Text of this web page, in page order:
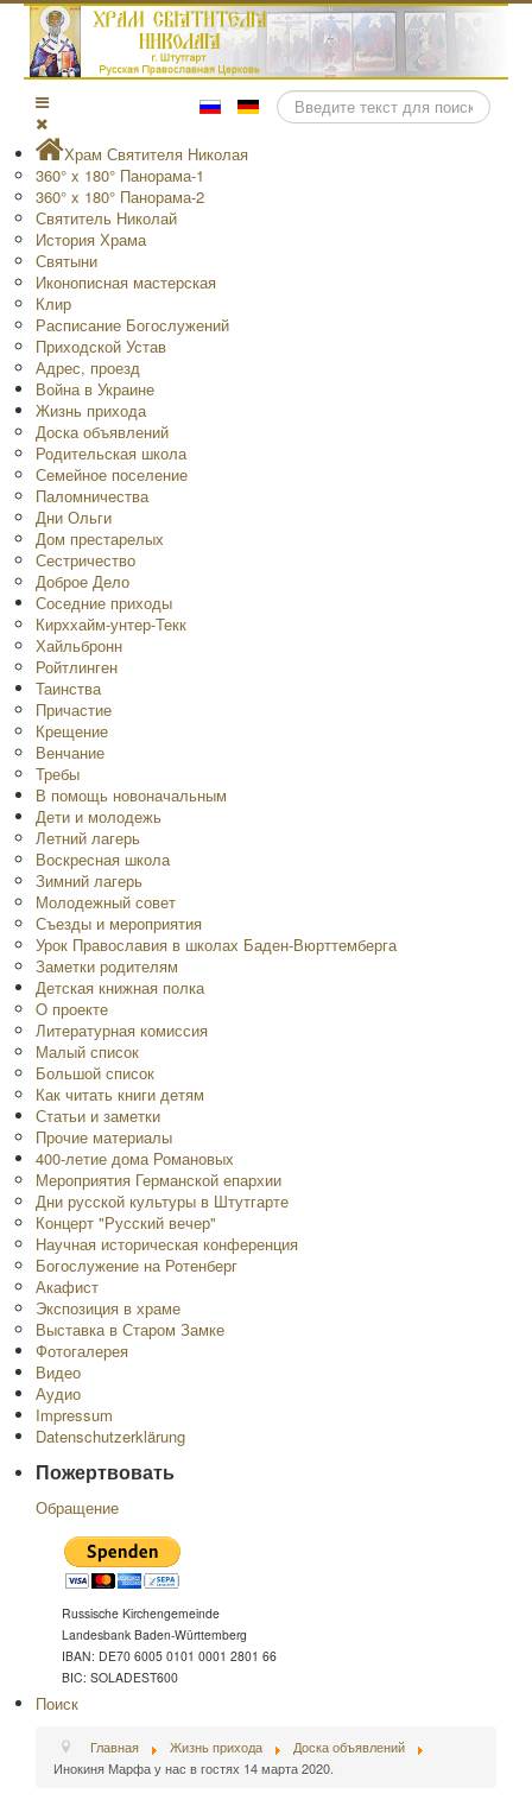
Поиск
Храм Святителя Николая
360° x 180° Панорама-1
360° x 180° Панорама-2
Святитель Николай
История Храма
Святыни
Иконописная мастерская
Клир
Расписание Богослужений
Приходской Устав
Адрес, проезд
Война в Украине
Жизнь прихода
Доска объявлений
Родительская школа
Семейное поселение
Паломничества
Дни Ольги
Дом престарелых
Сестричество
Доброе Дело
Соседние приходы
Кирххайм-унтер-Текк
Хайльбронн
Ройтлинген
Таинства
Причастие
Крещение
Венчание
Требы
В помощь новоначальным
Дети и молодежь
Летний лагерь
Воскресная школа
Зимний лагерь
Молодежный совет
Съезды и мероприятия
Урок Православия в школах Баден-Вюрттемберга
Заметки родителям
Детская книжная полка
O проекте
Литературная комиссия
Малый список
Большой список
Как читать книги детям
Статьи и заметки
Прочие материалы
400-летие дома Романовых
Мероприятия Германской епархии
Дни русской культуры в Штутгарте
Концерт "Русский вечер"
Научная историческая конференция
Богослужение на Ротенберг
Акафист
Экспозиция в храме
Выставка в Старом Замке
Фотогалерея
Видео
Аудио
Impressum
Datenschutzerklärung
Пожертвовать
Обращение
Russische Kirchengemeinde
Landesbank Baden-Württemberg
IBAN: DE70 6005 0101 0001 2801 66
BIC: SOLADEST600
Поиск
Главная Жизнь прихода
Доска объявлений
Инокиня Марфа у нас в гостях 14 марта 2020.